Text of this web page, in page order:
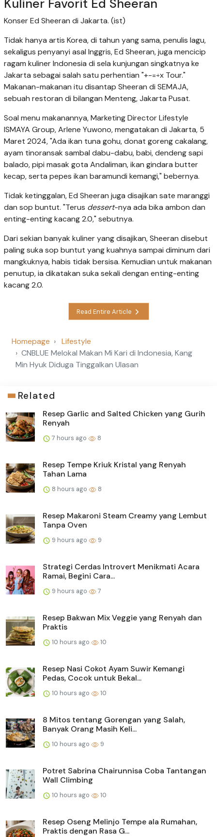
Kuliner Favorit Ed Sheeran
Konser Ed Sheeran di Jakarta. (ist)
Tidak hanya artis Korea, di tahun yang sama, penulis lagu,
sekaligus penyanyi asal Inggris, Ed Sheeran, juga mencicip
ragam kuliner Indonesia di sela kunjungan singkatnya ke
Jakarta sebagai salah satu perhentian "+-=÷x Tour."
Makanan-makanan itu disantap Sheeran di SEMAJA,
sebuah restoran di bilangan Menteng, Jakarta Pusat.
Soal menu makanannya, Marketing Director Lifestyle
ISMAYA Group, Arlene Yuwono, mengatakan di Jakarta, 5
Maret 2024, "Ada ikan tuna gohu, donat goreng cakalang,
ayam tinoransak sambal dabu-dabu, babi, dendeng sapi
balado, pipi masak gota Andaliman, ikan gindara butter
kecap, serta pepes ikan baramundi kemangi," bebernya.
Tidak ketinggalan, Ed Sheeran juga disajikan sate maranggi
dan sop buntut. "Terus dessert-nya ada bika ambon dan
enting-enting kacang 2.0," sebutnya.
Dari sekian banyak kuliner yang disajikan, Sheeran disebut
paling suka sop buntut yang kuahnya sampai diminum dari
mangkuknya, habis tidak bersisa. Kemudian untuk makanan
penutup, ia dikatakan suka sekali dengan enting-enting
kacang 2.0.
Read Entire Article
Homepage
Lifestyle
CNBLUE Melokal Makan Mi Kari di Indonesia, Kang
Min Hyuk Diduga Tinggalkan Ulasan
Related
Resep Garlic and Salted Chicken yang Gurih
Renyah
7 hours ago 8
Resep Tempe Kriuk Kristal yang Renyah
Tahan Lama
8 hours ago 8
Resep Makaroni Steam Creamy yang Lembut
Tanpa Oven
9 hours ago 9
Strategi Cerdas Introvert Menikmati Acara
Ramai, Begini Cara...
9 hours ago 7
Resep Bakwan Mix Veggie yang Renyah dan
Praktis
10 hours ago 10
Resep Nasi Cokot Ayam Suwir Kemangi
Pedas, Cocok untuk Bekal...
10 hours ago 10
8 Mitos tentang Gorengan yang Salah,
Banyak Orang Masih Keli...
10 hours ago 9
Potret Sabrina Chairunnisa Coba Tantangan
Wall Climbing
10 hours ago 10
Resep Oseng Melinjo Tempe ala Rumahan,
Praktis dengan Rasa G...